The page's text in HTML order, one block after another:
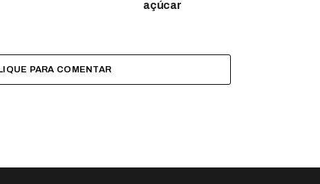
açúcar
PARA COMENTAR